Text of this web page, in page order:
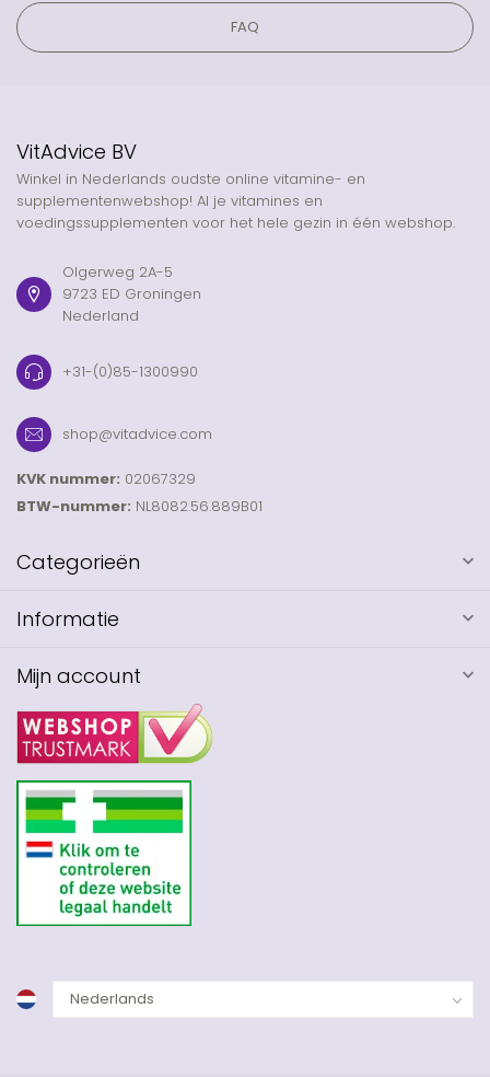
FAQ
VitAdvice BV
Winkel in Nederlands oudste online vitamine- en
supplementenwebshop! Al je vitamines en
voedingssupplementen voor het hele gezin in één webshop.
Olgerweg 2A-5
9723 ED Groningen
Nederland
+31-(0)85-1300990
shop@vitadvice.com
KVK nummer: 02067329
BTW-nummer: NL8082.56.889B01
Categorieën
Informatie
Mijn account